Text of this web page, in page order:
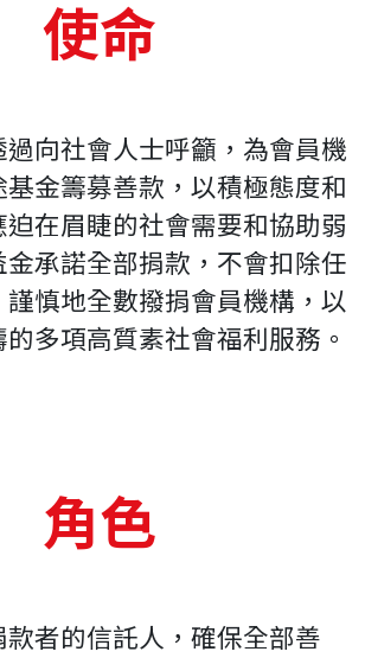
使命
過向社會人士呼籲，為會員機
金籌募善款，以積極態度和
在眉睫的社會需要和協助弱
金承諾全部捐款，不會扣除任
慎地全數撥捐會員機構，以
多項高質素社會福利服務。
角色
者的信託人，確保全部善